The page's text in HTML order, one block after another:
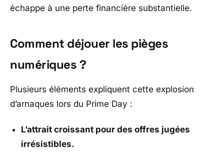
échappe à une perte financière substantielle.
Comment déjouer les pièges
numériques ?
Plusieurs éléments expliquent cette explosion
d’arnaques lors du Prime Day :
L’attrait croissant pour des offres jugées
irrésistibles.